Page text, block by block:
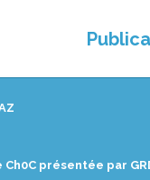
présentée par